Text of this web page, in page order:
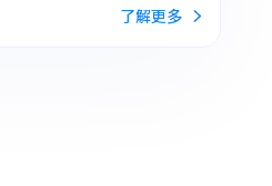
页面，全流程覆盖，助你提
了解更多